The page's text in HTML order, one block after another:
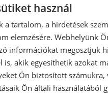
-10% Raktáron
használ
a tartalom, a hirdetések
elemzésére. Webhelyünk
információkat megosztjuk
akik egyesíthetik azokat
Ön biztosított számukra,
Ön általi használatából